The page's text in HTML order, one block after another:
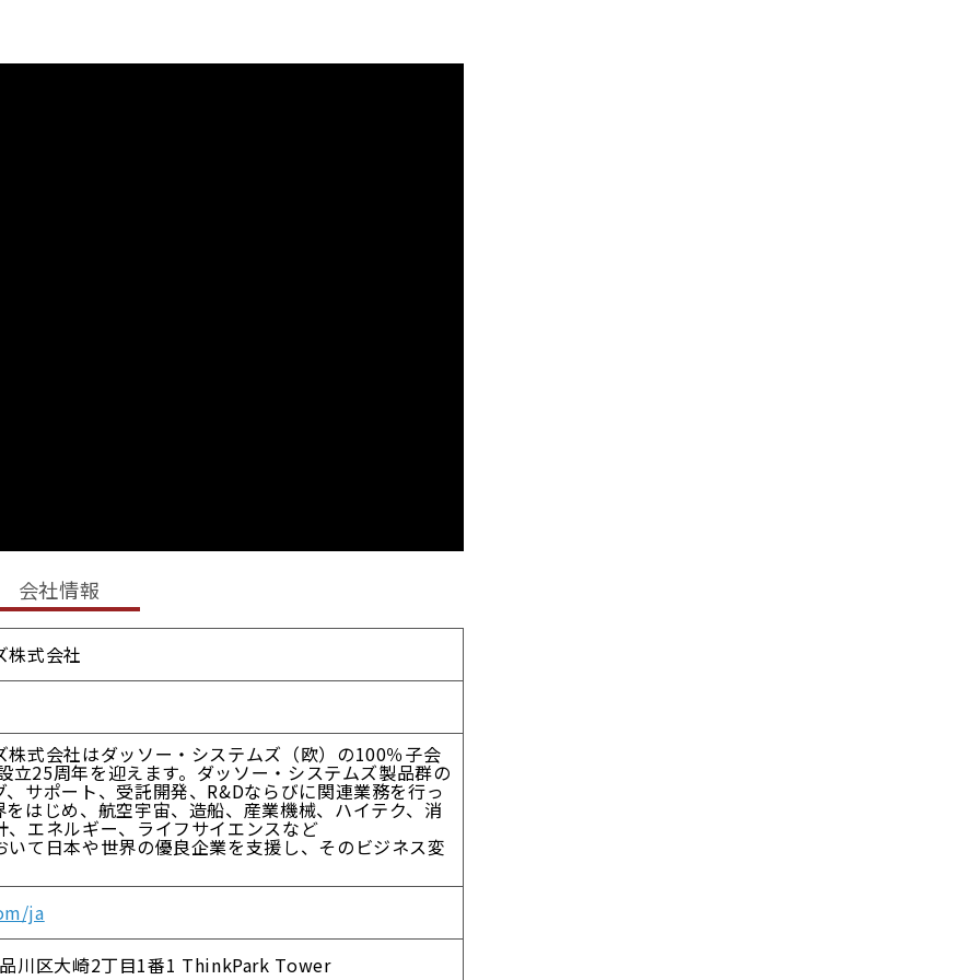
会社情報
株式会社
株式会社はダッソー・システムズ（欧）の100％子会
立25周年を迎えます。ダッソー・システムズ製品群の
サポート、受託開発、R&Dならびに関連業務を行っ
はじめ、航空宇宙、造船、産業機械、ハイテク、消
、エネルギー、ライフサイエンスなど
て日本や世界の優良企業を支援し、そのビジネス変
ja
川区大崎2丁目1番1 ThinkPark Tower